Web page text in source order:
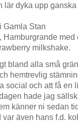
lär dyka upp ganska
Gamla Stan
Hamburgrande med
milkshake.
bland alla små
hemtrevlig
social och att få en
hade jag
känner ni sedan
var även hans f.d.